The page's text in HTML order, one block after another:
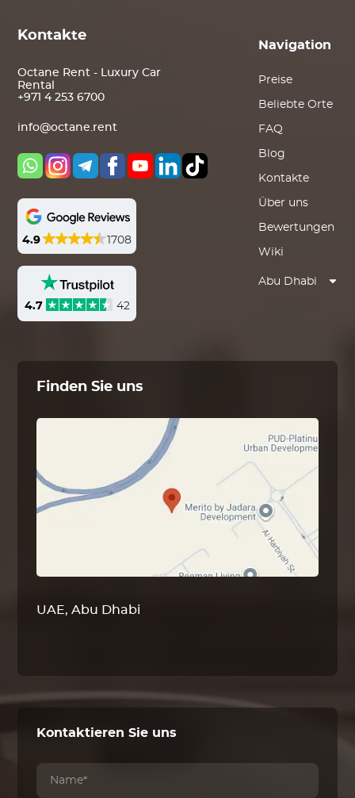
Kontakte
Octane Rent - Luxury Car
Rental
+971 4 253 6700
info@octane.rent
4.9 1708
4.7 42
Navigation
Preise
Beliebte Orte
FAQ
Blog
Kontakte
Über uns
Bewertungen
Wiki
Abu Dhabi
Finden Sie uns
UAE, Abu Dhabi
Kontaktieren Sie uns